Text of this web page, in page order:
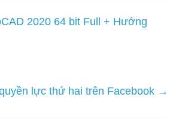
2020 64 bit Full + Hướng
lực thứ hai trên Facebook →